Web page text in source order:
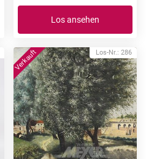
Los ansehen
Los-Nr.: 286